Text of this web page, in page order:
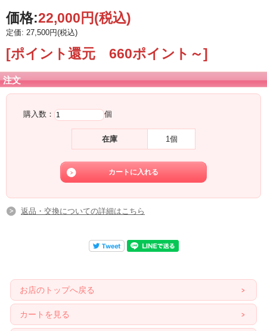
価格:22,000円(税込)
定価: 27,500円(税込)
[ポイント還元 660ポイント～]
注文
購入数： 個
在庫 1個
返品・交換についての詳細はこちら
お店のトップへ戻る
カートを見る